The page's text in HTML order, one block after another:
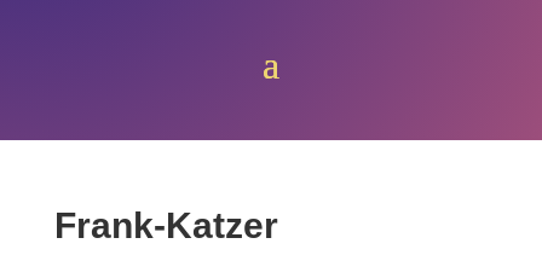
Frank-Katzer